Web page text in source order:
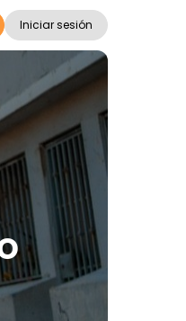
Iniciar sesión